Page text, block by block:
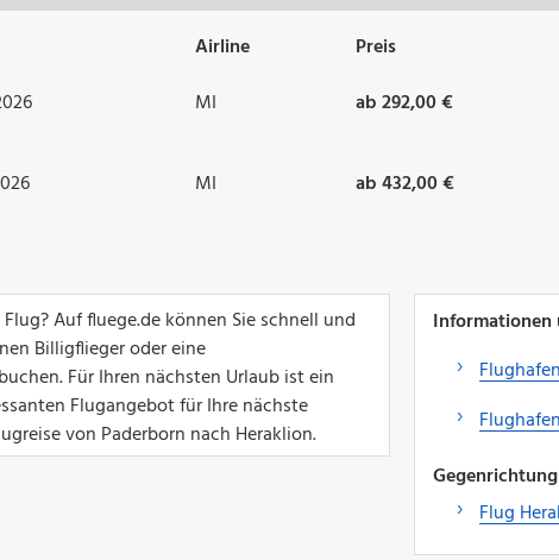
Airline Preis
MI ab 292,00 €
MI ab 432,00 €
Auf fluege.de können Sie schnell und
Billigflieger oder eine
Für Ihren nächsten Urlaub ist ein
Flugangebot für Ihre nächste
von Paderborn nach Heraklion.
Informationen
Gegenrichtung
Flug